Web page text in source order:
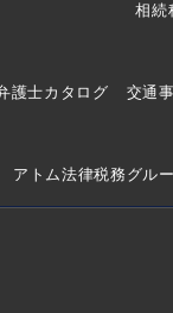
相続
護士カタログ 交通
アトム法律税務グル